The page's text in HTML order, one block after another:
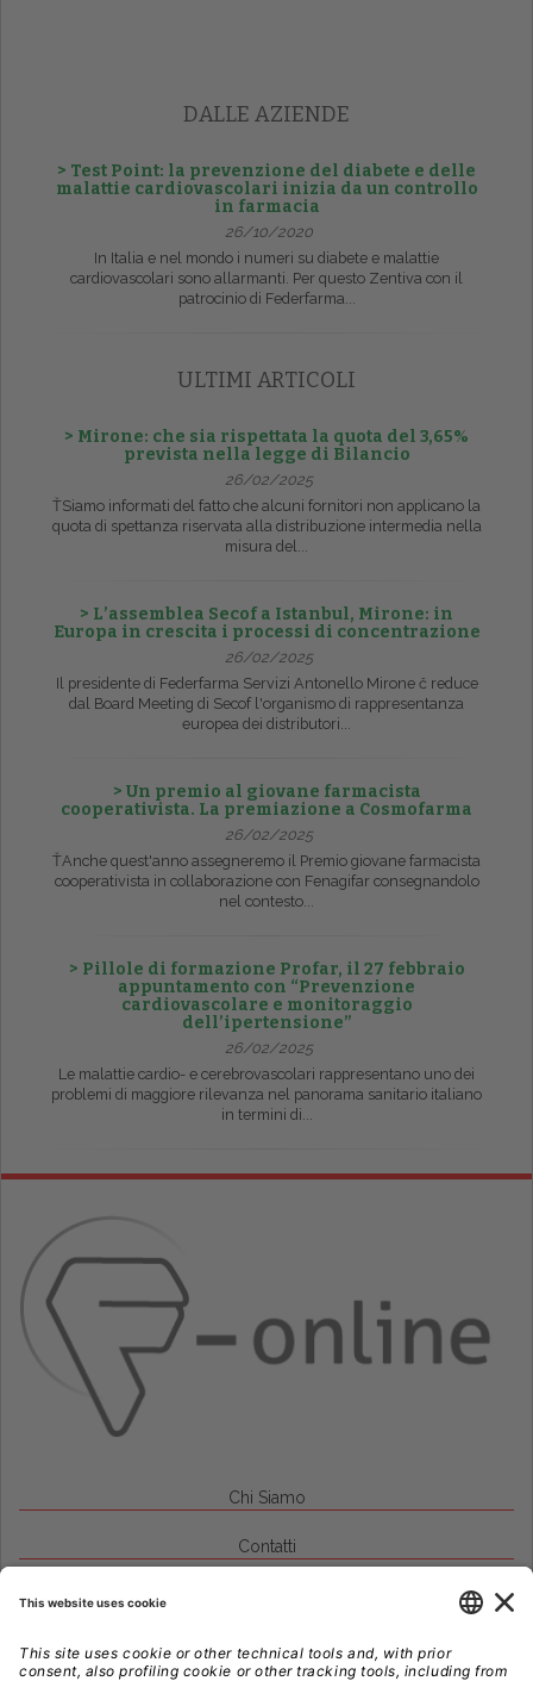
DALLE AZIENDE
> Test Point: la prevenzione del diabete e delle
malattie cardiovascolari inizia da un controllo
in farmacia
26/10/2020
In Italia e nel mondo i numeri su diabete e malattie
cardiovascolari sono allarmanti. Per questo Zentiva con il
patrocinio di Federfarma...
ULTIMI ARTICOLI
> Mirone: che sia rispettata la quota del 3,65%
prevista nella legge di Bilancio
26/02/2025
ŤSiamo informati del fatto che alcuni fornitori non applicano la
quota di spettanza riservata alla distribuzione intermedia nella
misura del...
> L’assemblea Secof a Istanbul, Mirone: in
Europa in crescita i processi di concentrazione
26/02/2025
Il presidente di Federfarma Servizi Antonello Mirone č reduce
dal Board Meeting di Secof l'organismo di rappresentanza
europea dei distributori...
> Un premio al giovane farmacista
cooperativista. La premiazione a Cosmofarma
26/02/2025
ŤAnche quest'anno assegneremo il Premio giovane farmacista
cooperativista in collaborazione con Fenagifar consegnandolo
nel contesto...
> Pillole di formazione Profar, il 27 febbraio
appuntamento con “Prevenzione
cardiovascolare e monitoraggio
dell’ipertensione”
26/02/2025
Le malattie cardio- e cerebrovascolari rappresentano uno dei
problemi di maggiore rilevanza nel panorama sanitario italiano
in termini di...
Chi Siamo
Contatti
Note Legali